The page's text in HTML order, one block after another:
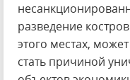
разведение
этого местах,
стать причиной